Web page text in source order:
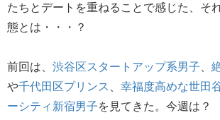
たちとデートを重ねることで感じた、そ
態とは・・・？
前回は、 渋谷区スタートアップ系男子
や千代田区プリンス 幸福度高めな世田
ーシティ新宿男子を見てきた。今週は？